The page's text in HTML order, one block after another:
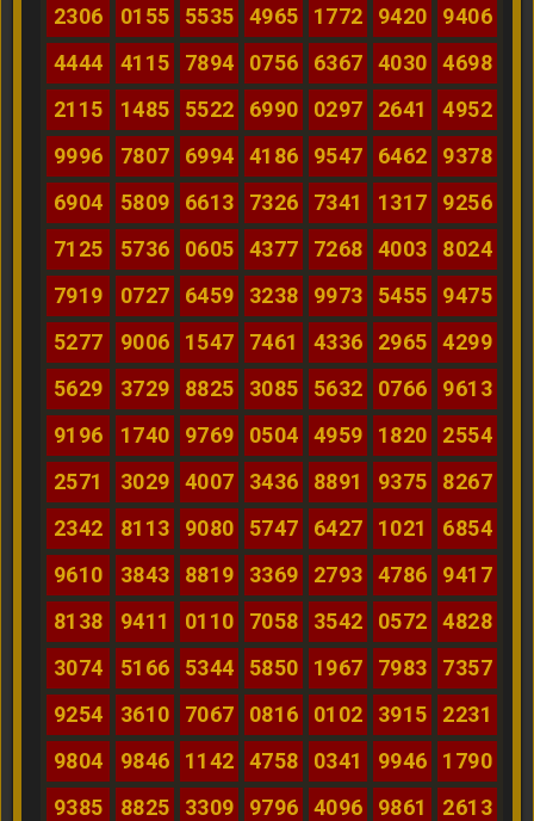
2306
0155 5535 4965 1772 9420
9406
4444
4115 7894 0756 6367 4030
4698
2115
1485 5522 6990 0297 2641
4952
9996
7807 6994 4186 9547 6462
9378
6904
5809 6613 7326 7341 1317
9256
7125
5736 0605 4377 7268 4003
8024
7919
0727 6459 3238 9973 5455
9475
5277
9006 1547 7461 4336 2965
4299
5629
3729 8825 3085 5632 0766
9613
9196
1740 9769 0504 4959 1820
2554
2571
3029 4007 3436 8891 9375
8267
2342
8113 9080 5747 6427 1021
6854
9610
3843 8819 3369 2793 4786
9417
8138
9411 0110 7058 3542 0572
4828
3074
5166 5344 5850 1967 7983
7357
9254
3610 7067 0816 0102 3915
2231
9804
9846 1142 4758 0341 9946
1790
9385
8825 3309 9796 4096 9861
2613